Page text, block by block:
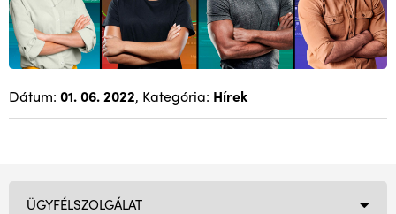
Dátum: 01. 06. 2022, Kategória: Hírek
ÜGYFÉLSZOLGÁLAT